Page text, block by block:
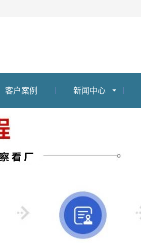
客户案例 新闻中心